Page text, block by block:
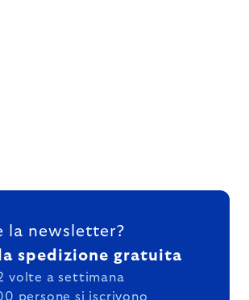
la newsletter?
spedizione gratuita
volte a settimana
persone si iscrivono